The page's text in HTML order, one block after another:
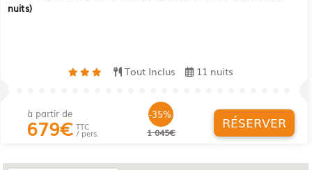
nuits)
Tout Inclus 11 nuits
à partir de
679€ TTC
/ pers.
-35%
1 045€
RÉSERVER